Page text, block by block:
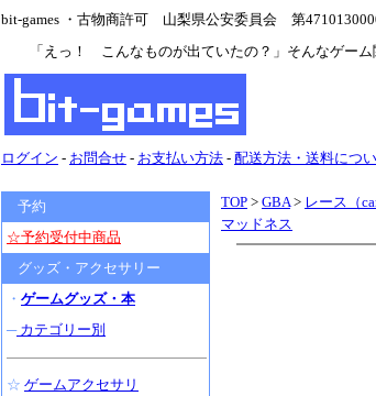
bit-games ・古物商許可 山梨県公安委員会 第
「えっ！ こんなものが出ていたの？」そんなゲーム
ログイン - お問合せ - お支払い方法 - 配送方法・送料につ
TOP > GBA> レース（
マッドネス
予約
☆予約受付中商品
グッズ・アクセサリー
・ ゲームグッズ・本
─カテゴリー別
☆ ゲームアクセサリ